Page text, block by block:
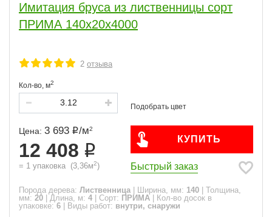
Имитация бруса из лиственницы сорт
ПРИМА 140x20x4000
2 отзыва
Кол-во, м2
Цена: 3 693 /м2
12 408
= 1 упаковка (3,36м2)
КУПИТЬ
Быстрый заказ
Порода дерева: Лиственница Ширина, мм: 140
Толщина,
мм: 20 Длина, м: 4 Сорт: ПРИМА
Кол-во досок в
упаковке: 6 Виды работ: внутри, снаружи